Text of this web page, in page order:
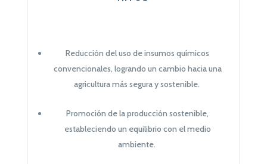
Reducción del uso de insumos químicos
convencionales, logrando un cambio hacia una
agricultura más segura y sostenible.
Promoción de la producción sostenible,
estableciendo un equilibrio con el medio
ambiente.